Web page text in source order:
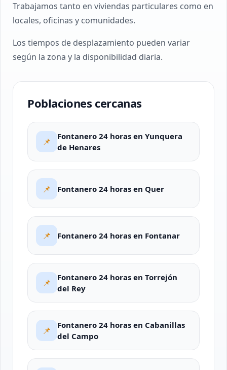
Trabajamos tanto en viviendas particulares como en
locales, oficinas y comunidades.
Los tiempos de desplazamiento pueden variar
según la zona y la disponibilidad diaria.
Poblaciones cercanas
📌
Fontanero 24 horas en Yunquera
de Henares
📌 Fontanero 24 horas en Quer
📌 Fontanero 24 horas en Fontanar
📌
Fontanero 24 horas en Torrejón
del Rey
📌
Fontanero 24 horas en Cabanillas
del Campo